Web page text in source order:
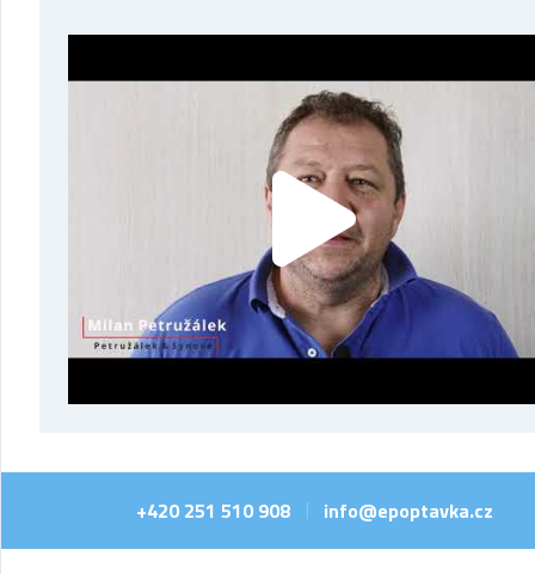
+420 251 510 908 info@epoptavka.cz